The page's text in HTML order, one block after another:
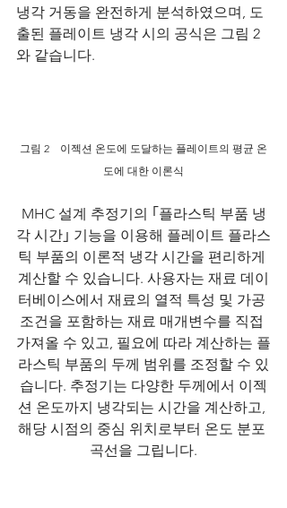
냉각 거동을 완전하게 분석하였으며, 도
출된 플레이트 냉각 시의 공식은 그림 2
와 같습니다.
그림 2　이젝션 온도에 도달하는 플레이트의 평균 온
도에 대한 이론식
MHC 설계 추정기의 ｢플라스틱 부품 냉
각 시간｣ 기능을 이용해 플레이트 플라스
틱 부품의 이론적 냉각 시간을 편리하게
계산할 수 있습니다. 사용자는 재료 데이
터베이스에서 재료의 열적 특성 및 가공
조건을 포함하는 재료 매개변수를 직접
가져올 수 있고, 필요에 따라 계산하는 플
라스틱 부품의 두께 범위를 조정할 수 있
습니다. 추정기는 다양한 두께에서 이젝
션 온도까지 냉각되는 시간을 계산하고,
해당 시점의 중심 위치로부터 온도 분포
곡선을 그립니다.